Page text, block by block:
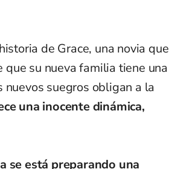
de Grace, una novia que
su nueva familia tiene una
suegros obligan a la
una inocente dinámica,
se está preparando una